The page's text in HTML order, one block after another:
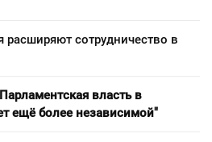
расширяют сотрудничество в
власть в
ещё более независимой"